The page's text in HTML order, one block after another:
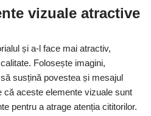
vizuale atractive
și a-l face mai atractiv,
Folosește imagini,
susțină povestea și mesajul
că aceste elemente vizuale sunt
pentru a atrage atenția cititorilor.